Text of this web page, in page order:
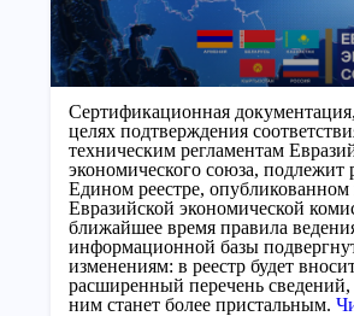
Сертификационная
целях подтверждения
техническим регламентам
экономического союза, подлежит
Едином реестре, опубликованном
Евразийской экономической
ближайшее время правила
информационной базы
изменениям: в реестр будет
расширенный перечень сведений,
ним станет более пристальным.